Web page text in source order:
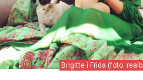
Brigitte i Frida (foto: